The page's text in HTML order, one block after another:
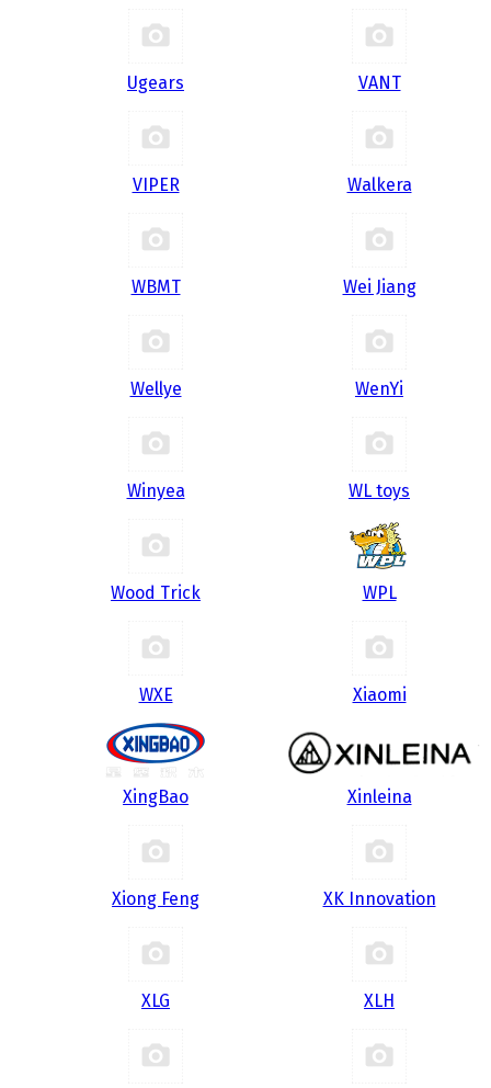
Ugears VANT
VIPER Walkera
WBMT Wei Jiang
Wellye WenYi
Winyea WL toys
Wood Trick WPL
WXE Xiaomi
XingBao Xinleina
Xiong Feng XK Innovation
XLG XLH